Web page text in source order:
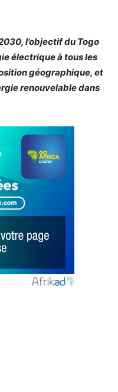
l’objectif du Togo
électrique à tous les
géographique, et
renouvelable dans